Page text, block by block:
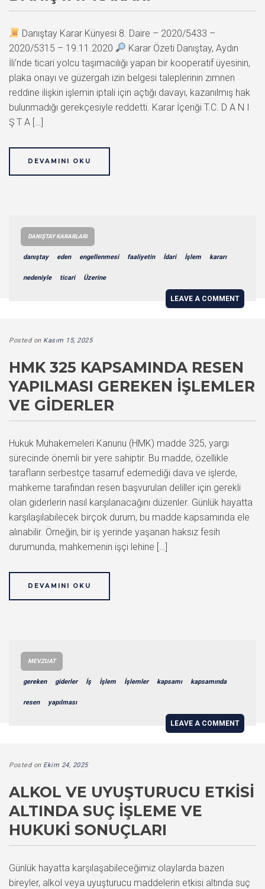
Danıştay Karar Künyesi 8. Daire – 2020/5433 –
2020/5315 – 19.11.2020
Karar Özeti Danıştay, Aydın
İli’nde ticari yolcu taşımacılığı yapan bir kooperatif üyesinin,
plaka onayı ve güzergah izin belgesi taleplerinin zımnen
reddine ilişkin işlemin iptali için açtığı davayı, kazanılmış hak
bulunmadığı gerekçesiyle reddetti. Karar İçeriği T.C. D A N I
Ş T A […]
DEVAMINI OKU
DANIŞTAY KARARLARI
danıştay eden engellenmesi faaliyetin İdari İşlem kararı
nedeniyle ticari Üzerine
LEAVE A COMMENT
Posted on Kasım 15, 2025
HMK 325 KAPSAMINDA RESEN
YAPILMASI GEREKEN İŞLEMLER
VE GIDERLER
Hukuk Muhakemeleri Kanunu (HMK) madde 325, yargı
sürecinde önemli bir yere sahiptir. Bu madde, özellikle
tarafların serbestçe tasarruf edemediği dava ve işlerde,
mahkeme tarafından resen başvurulan deliller için gerekli
olan giderlerin nasıl karşılanacağını düzenler. Günlük hayatta
karşılaşılabilecek birçok durum, bu madde kapsamında ele
alınabilir. Örneğin, bir iş yerinde yaşanan haksız fesih
durumunda, mahkemenin işçi lehine […]
DEVAMINI OKU
MEVZUAT
gereken giderler İş İşlem İşlemler kapsamı kapsamında
resen yapılması
LEAVE A COMMENT
Posted on Ekim 24, 2025
ALKOL VE UYUŞTURUCU ETKISI
ALTINDA SUÇ İŞLEME VE
HUKUKI SONUÇLARI
Günlük hayatta karşılaşabileceğimiz olaylarda bazen
bireyler, alkol veya uyuşturucu maddelerin etkisi altında suç